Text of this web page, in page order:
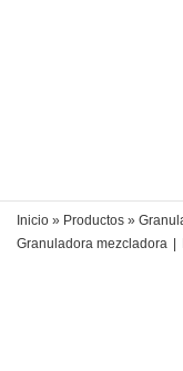
Inicio » Productos »
Granuladora mezcladora